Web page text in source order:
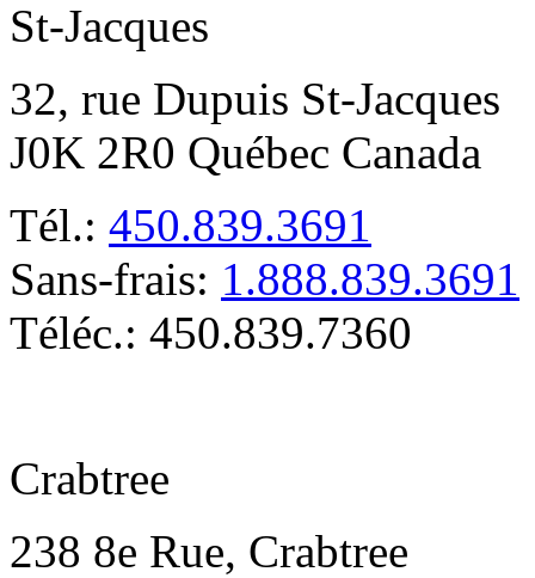
St-Jacques
32, rue Dupuis St-Jacques
J0K 2R0 Québec Canada
Tél.: 450.839.3691
Sans-frais: 1.888.839.3691
Téléc.: 450.839.7360
Crabtree
238 8e Rue, Crabtree